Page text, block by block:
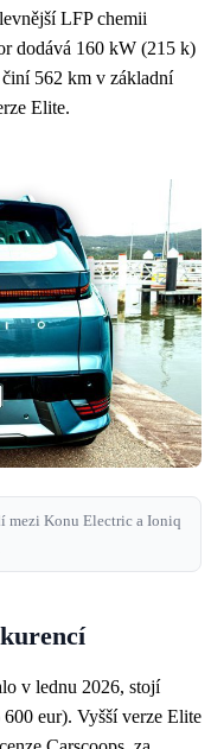
LFP chemii
dodává 160 kW (215 k)
562 km v základní
Elite.
mezi Konu Electric a Ioniq
v lednu 2026, stojí
eur). Vyšší verze Elite